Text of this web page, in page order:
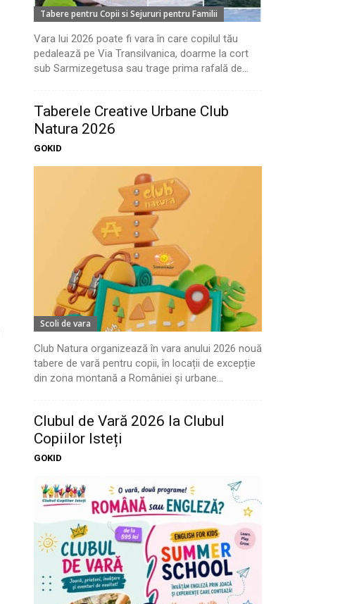
Tabere pentru Copii si Sejururi pentru Familii
Vara lui 2026 poate fi vara în care copilul tău
pedalează pe Via Transilvanica, doarme la cort
sub Sarmizegetusa sau trage prima rafală de...
Taberele Creative Urbane Club
Natura 2026
GOKID
Scoli de vara
Club Natura organizează în vara anului 2026 nouă
tabere de vară pentru copii, în locații de excepție
din zona montană a României și urbane...
Clubul de Vară 2026 la Clubul
Copiilor Isteți
GOKID